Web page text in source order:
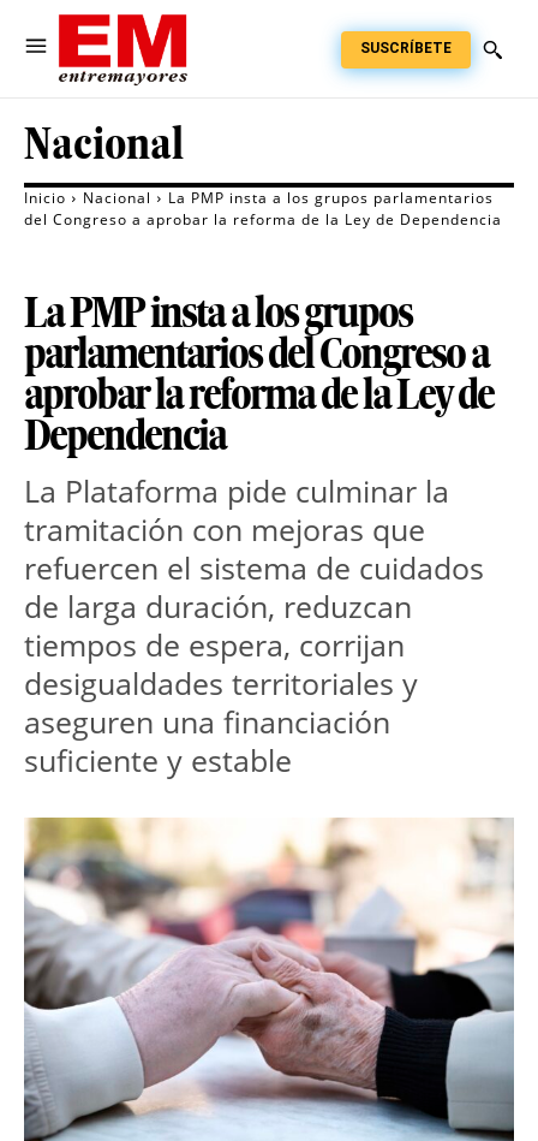
SUSCRÍBETE
Nacional
Inicio Nacional
La PMP insta a los grupos parlamentarios
del Congreso a aprobar la reforma de la Ley de Dependencia
La PMP insta a los grupos
parlamentarios del Congreso a
aprobar la reforma de la Ley de
Dependencia
La Plataforma pide culminar la
tramitación con mejoras que
refuercen el sistema de cuidados
de larga duración, reduzcan
tiempos de espera, corrijan
desigualdades territoriales y
aseguren una financiación
suficiente y estable